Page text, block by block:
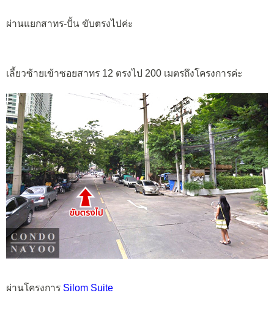
ผ่านแยกสาทร-ปั้น ขับตรงไปค่ะ
เลี้ยวซ้ายเข้าซอยสาทร 12 ตรงไป 200 เมตรถึงโครงการค่ะ
ผ่านโครงการ Silom Suite